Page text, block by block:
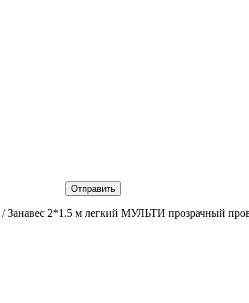
/ Занавес 2*1.5 м легкий МУЛЬТИ прозрачный